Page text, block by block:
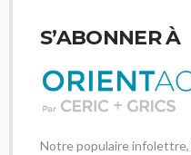
S’ABONNER À
Notre populaire infolettre,